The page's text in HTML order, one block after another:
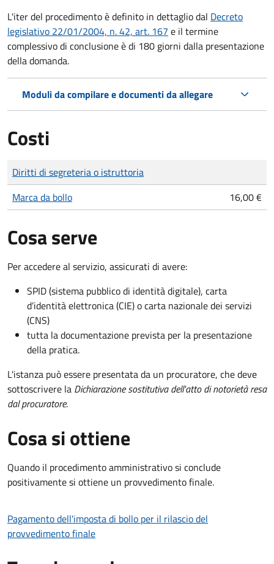
L'iter del procedimento è definito in dettaglio dal Decreto
legislativo 22/01/2004, n. 42, art. 167 e il termine
complessivo di conclusione è di 180 giorni dalla presentazione
della domanda.
Moduli da compilare e documenti da allegare
Costi
Tipo di pagamento
Importo
Diritti di segreteria o istruttoria
Marca da bollo
16,00 €
Cosa serve
Per accedere al servizio, assicurati di avere:
SPID (sistema pubblico di identità digitale), carta
d’identità elettronica (CIE) o carta nazionale dei servizi
(CNS)
tutta la documentazione prevista per la presentazione
della pratica.
L'istanza può essere presentata da un procuratore, che deve
sottoscrivere la Dichiarazione sostitutiva dell'atto di notorietà resa
dal procuratore.
Cosa si ottiene
Quando il procedimento amministrativo si conclude
positivamente si ottiene un provvedimento finale.
Pagamento dell'imposta di bollo per il rilascio del
provvedimento finale